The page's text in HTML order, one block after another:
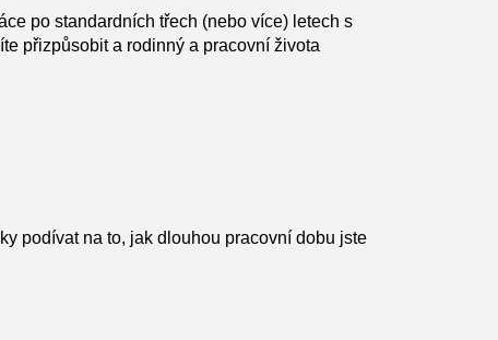
po standardních třech (nebo více) letech s
přizpůsobit a rodinný a pracovní života
podívat na to, jak dlouhou pracovní dobu jste